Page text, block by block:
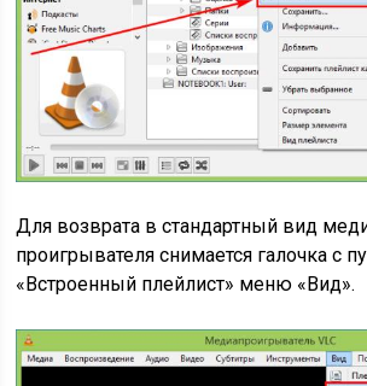
Для возврата в стандартный вид
проигрывателя снимается галочка с
«Встроенный плейлист» меню «Вид».